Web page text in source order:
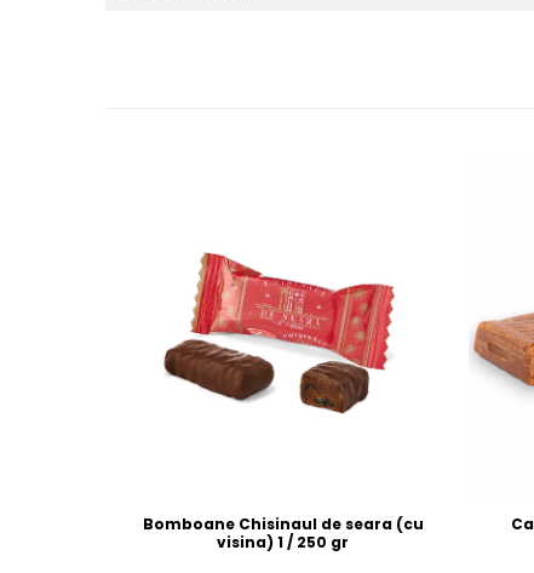
Bomboane Chisinaul de seara (cu
visina) 1 / 250 gr